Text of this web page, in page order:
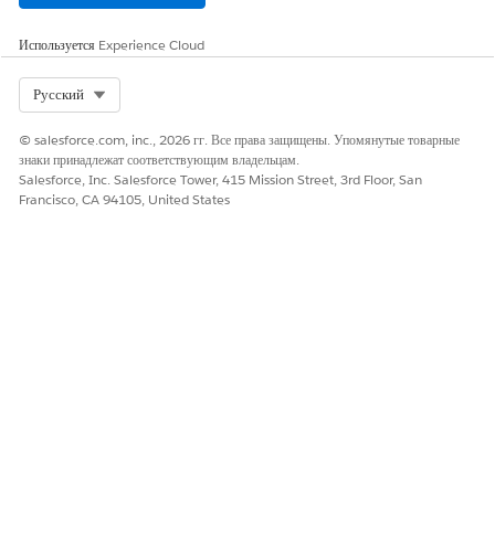
Используется Experience Cloud
Русский
© salesforce.com, inc., 2026 гг. Все права защищены. Упомянутые товарные
знаки принадлежат соответствующим владельцам.
Salesforce, Inc. Salesforce Tower, 415 Mission Street, 3rd Floor, San
Francisco, CA 94105, United States